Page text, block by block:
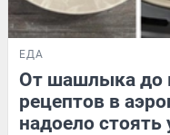
ЕДА
От шашлыка до
рецептов в
надоело стоять